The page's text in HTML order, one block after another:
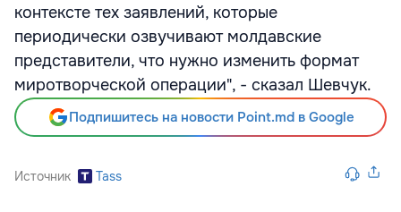
контексте тех заявлений, которые
периодически озвучивают молдавские
представители, что нужно изменить формат
миротворческой операции", - сказал Шевчук.
Подпишитесь на новости Point.md в Google
Источник Tass